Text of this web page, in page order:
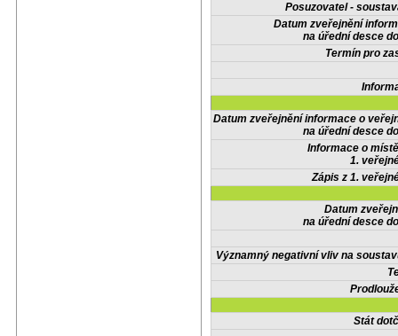
Posuzovatel -
Datum zveřejnění
na úřední desce
Termín pro
Datum zveřejnění informace o
na úřední desce
Informace o
1.
Zápis z 1.
Datum
na úřední desce
Významný negativní vliv na
Stát